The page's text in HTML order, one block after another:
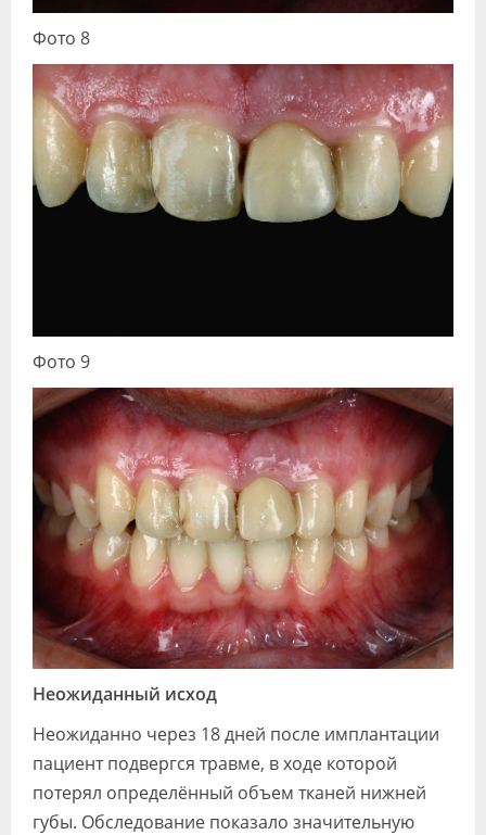
Фото 8
Фото 9
Неожиданный исход
Неожиданно через 18 дней после имплантации
пациент подвергся травме, в ходе которой
потерял определённый объем тканей нижней
губы. Обследование показало значительную